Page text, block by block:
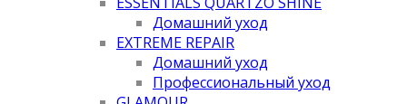
Домашний уход
EXTREME REPAIR
Домашний уход
Профессиональный уход